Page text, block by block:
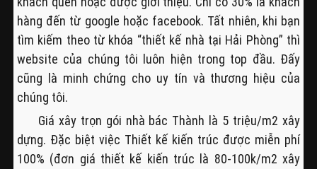
hàng đến từ google hoặc facebook. Tất nhiên, khi bạn
tìm kiếm theo từ khóa “thiết kế nhà tại Hải Phòng” thì
website của chúng tôi luôn hiện trong top đầu. Đấy
cũng là minh chứng cho uy tín và thương hiệu của
chúng tôi.
Giá xây trọn gói nhà bác Thành là 5 triệu/m2 xây
dựng. Đặc biệt việc Thiết kế kiến trúc được miễn phí
100% (đơn giá thiết kế kiến trúc là 80-100k/m2 xây